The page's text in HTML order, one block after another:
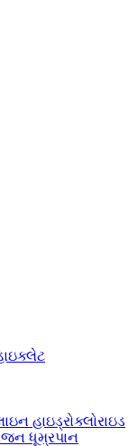
હાઇડ્રોક્લોરાઇડ
ધૂમ્રપાન